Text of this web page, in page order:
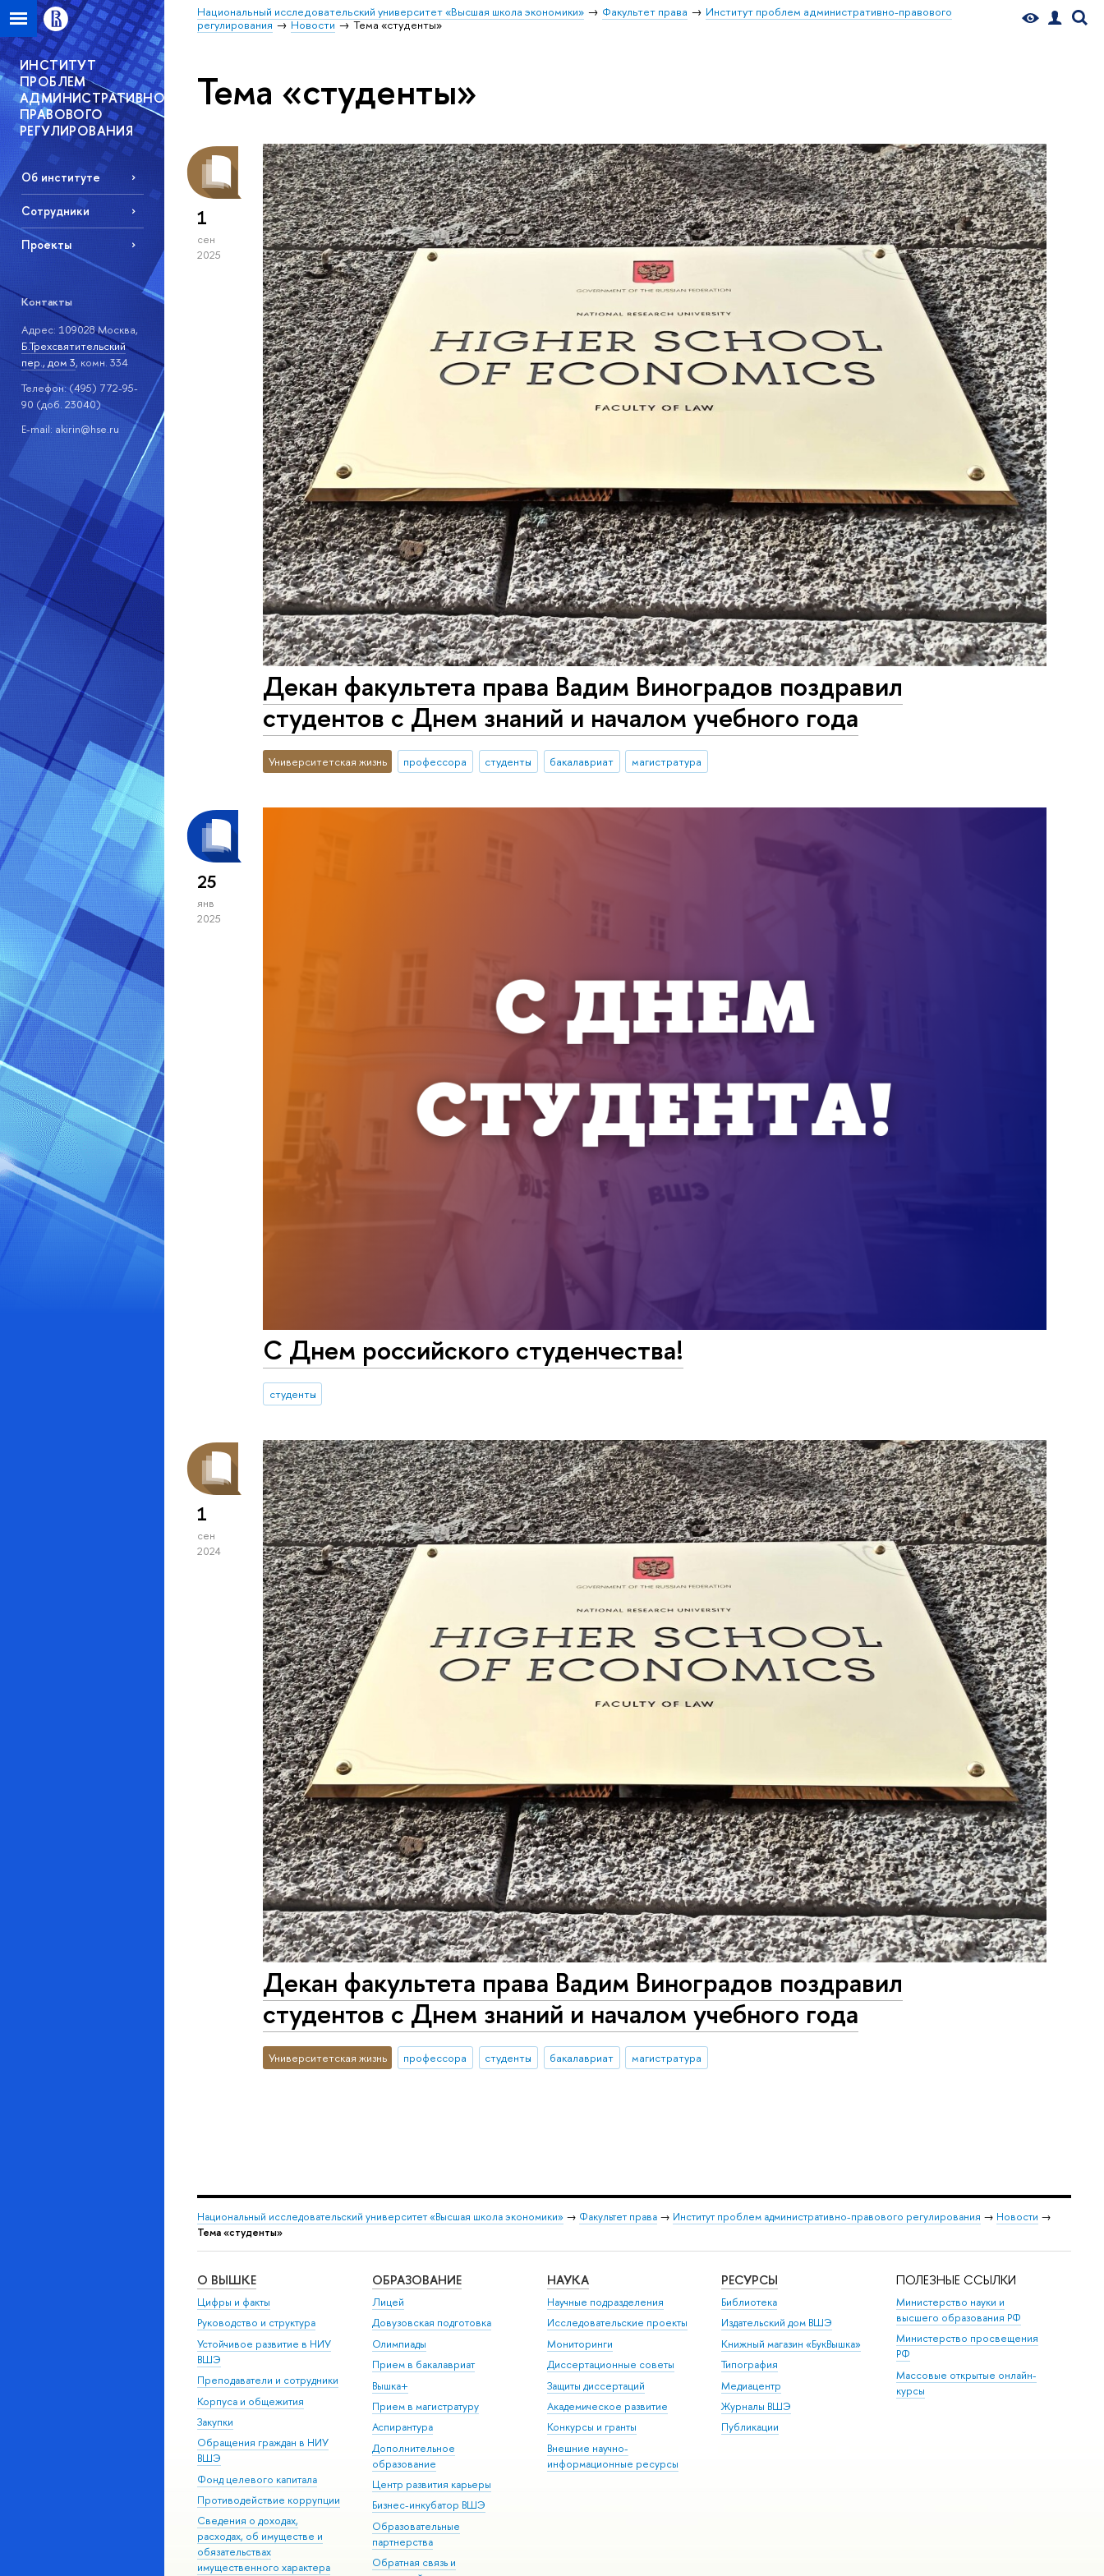
Национальный исследовательский университет «Высшая школа экономики» Факультет права
Институт проблем административно-правового
регулирования
Новости Тема «студенты»
ИНСТИТУТ
ПРОБЛЕМ
АДМИНИСТРАТИВНО-
ПРАВОВОГО
РЕГУЛИРОВАНИЯ
Об институте
Сотрудники
Проекты
Контакты
Адрес: 109028 Москва,
Б.Трехсвятительский
пер., дом 3, комн. 334
Телефон: (495) 772-95-
90 (доб. 23040)
E-mail: akirin@hse.ru
Тема «студенты»
1
сен
2025
Декан факультета права Вадим Виноградов поздравил
студентов с Днем знаний и началом учебного года
Университетская жизнь профессора студенты бакалавриат магистратура
25
янв
2025
С Днем российского студенчества!
студенты
1
сен
2024
Декан факультета права Вадим Виноградов поздравил
студентов с Днем знаний и началом учебного года
Университетская жизнь профессора студенты бакалавриат магистратура
Национальный исследовательский университет «Высшая школа экономики» → Факультет права → Институт проблем административно-правового регулирования → Новости →
Тема «студенты»
О ВЫШКЕ
Цифры и факты
Руководство и структура
Устойчивое развитие в НИУ
ВШЭ
Преподаватели и сотрудники
Корпуса и общежития
Закупки
Обращения граждан в НИУ
ВШЭ
Фонд целевого капитала
Противодействие коррупции
Сведения о доходах,
расходах, об имуществе и
обязательствах
имущественного характера
ОБРАЗОВАНИЕ
Лицей
Довузовская подготовка
Олимпиады
Прием в бакалавриат
Вышка+
Прием в магистратуру
Аспирантура
Дополнительное
образование
Центр развития карьеры
Бизнес-инкубатор ВШЭ
Образовательные
партнерства
Обратная связь и
НАУКА
Научные подразделения
Исследовательские проекты
Мониторинги
Диссертационные советы
Защиты диссертаций
Академическое развитие
Конкурсы и гранты
Внешние научно-
информационные ресурсы
РЕСУРСЫ
Библиотека
Издательский дом ВШЭ
Книжный магазин «БукВышка»
Типография
Медиацентр
Журналы ВШЭ
Публикации
ПОЛЕЗНЫЕ ССЫЛКИ
Министерство науки и
высшего образования РФ
Министерство просвещения
РФ
Массовые открытые онлайн-
курсы